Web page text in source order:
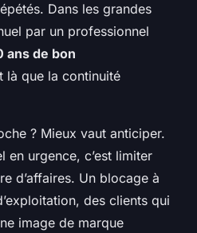
Dans les grandes
par un professionnel
ans de bon
là que la continuité
? Mieux vaut anticiper.
en urgence, c’est limiter
d’affaires. Un blocage à
des clients qui
image de marque